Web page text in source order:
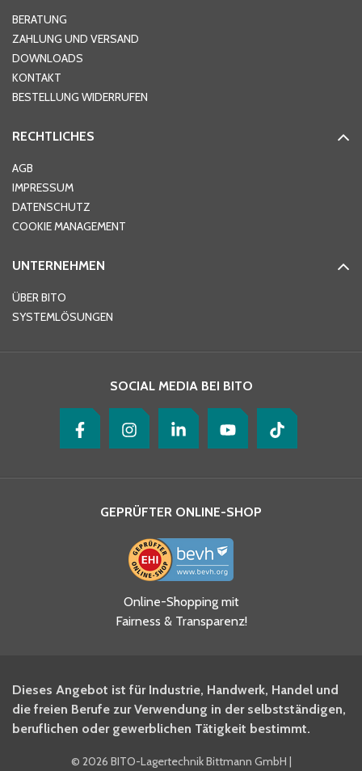
Hausnummer
Ort*
Telefon
Ja, ich habe die
Datenschutzhinweise gelesen
und akzeptiere diese.
BITO Newsletter Fachwissen
Intralogistiker anmelden.
Ja, ich möchte mich für den
BERATUNG
ZAHLUNG UND VERSAND
DOWNLOADS
KONTAKT
BESTELLUNG WIDERRUFEN
RECHTLICHES
AGB
IMPRESSUM
DATENSCHUTZ
COOKIE MANAGEMENT
UNTERNEHMEN
ÜBER BITO
SYSTEMLÖSUNGEN
SOCIAL MEDIA BEI BITO
GEPRÜFTER ONLINE-SHOP
Online-Shopping mit
Fairness & Transparenz!
Dieses Angebot ist für Industrie, Handwerk, Handel und
die freien Berufe zur Verwendung in der selbstständigen,
beruflichen oder gewerblichen Tätigkeit bestimmt.
© 2026 BITO-Lagertechnik Bittmann GmbH |